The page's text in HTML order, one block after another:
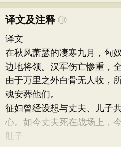
译文及注释
译文
在秋风萧瑟的凄寒九月，匈
边地将领。汉军伤亡惨重，
由于万里之外白骨无人收，
魂安葬他们。
征妇曾经设想与丈夫、儿子
心。如今丈夫死在战场上，
肚子